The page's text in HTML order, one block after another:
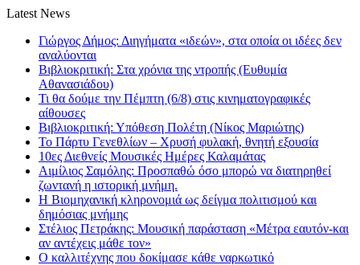
Latest News
Γιώργος Δήμος: Διηγήματα «ιδεών», στα οποία οι ιδέες δεν
αναλύονται
Βιβλιοκριτική: Στα χρόνια της ντροπής (Ευθυμία
Αθανασιάδου)
Τι θα δούμε την Πέμπτη (6/8) στις κινηματογραφικές
αίθουσες
Βιβλιοκριτική: Υπόθεση Πολέτη (Νίκος Μαριώτης)
Το Πάρτυ Γενεθλίων – Χρυσή φυλακή, θνητή εξουσία
10ες Διεθνείς Μουσικές Ημέρες Καλαμάτας
Αιμίλιος Σαμόλης: Προσπαθώ όσο μπορώ να διατηρηθεί
ζωντανή η ιστορική μνήμη.
Η Βιομηχανική κληρονομιά ως δείγμα πολιτισμού και
δημόσιας μνήμης
Στέλιος Πετράκης: Μουσική παράσταση «Μέτρα εαυτόν-και
αν αντέχεις μάθε τον»
Ο καλλιτέχνης που δοκίμασε κάθε ναρκωτικό